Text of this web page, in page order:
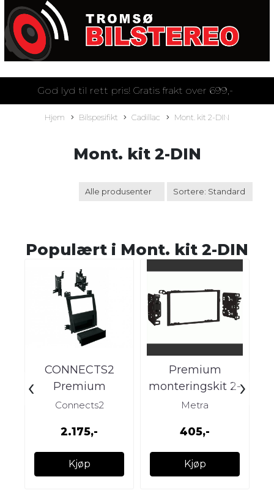
God lyd til rett pris! Gratis frakt over 699,-
Hjem Bilspesifikt Cadillac Mont. kit 2-DIN
Mont. kit 2-DIN
Populært i Mont. kit 2-DIN
CONNECTS2
Premium
monteringskit 2-
Escalade (2007 -
Connects2
2.175,-
Kjøp
Premium
monteringskit 2-
DIN GM (1999-
Metra
405,-
Kjøp
‹ ›